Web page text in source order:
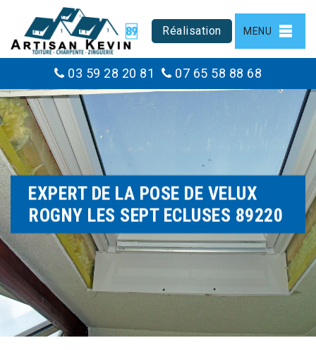
Réalisation MENU
03 59 28 20 81 07 65 58 88 68
EXPERT DE LA POSE DE VELUX
ROGNY LES SEPT ECLUSES 89220